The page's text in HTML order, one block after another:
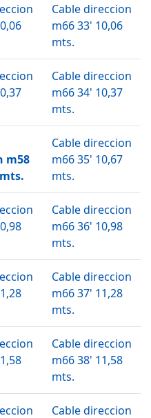
Cable direccion
m66 33' 10,06
mts.
Cable direccion
m66 34' 10,37
mts.
m58
Cable direccion
m66 35' 10,67
mts.
Cable direccion
m66 36' 10,98
mts.
Cable direccion
m66 37' 11,28
mts.
Cable direccion
m66 38' 11,58
mts.
Cable direccion